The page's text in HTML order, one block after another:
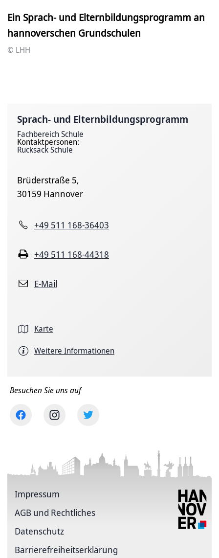
Ein Sprach- und Elternbildungsprogramm an
hannoverschen Grundschulen
© LHH
Sprach- und Eltern­bildungsprogramm
Fachbereich Schule
Kontaktpersonen:
Rucksack Schule
Brüderstraße 5,
30159 Hannover
+49 511 168-36403
+49 511 168-44318
E-Mail
Karte
Weitere Informationen
Besuchen Sie uns auf
Impressum
AGB und Rechtliches
Datenschutz
Barriere­freiheits­erklärung